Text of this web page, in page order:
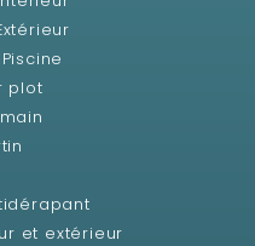
plot
et extérieur